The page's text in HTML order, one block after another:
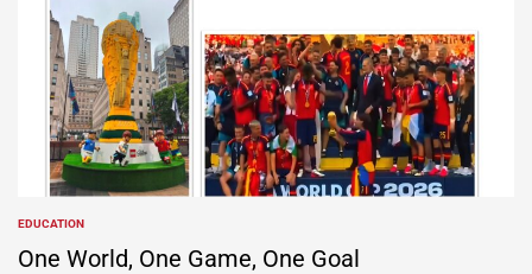
POSTED
IN
EDUCATION
One World, One Game, One Goal